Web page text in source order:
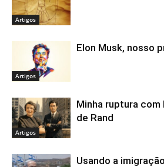
Artigos
Artigos
Elon Musk, nosso
Artigos
Minha ruptura
de Rand
Usando a